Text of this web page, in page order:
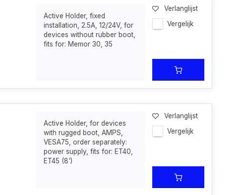
Active Holder, fixed
installation, 2.5A, 12/24V, for
devices without rubber boot,
fits for: Memor 30, 35
Verlanglijst
Vergelijk
Active Holder, for devices
with rugged boot, AMPS,
VESA75, order separately:
power supply, fits for: ET40,
ET45 (8')
Verlanglijst
Vergelijk